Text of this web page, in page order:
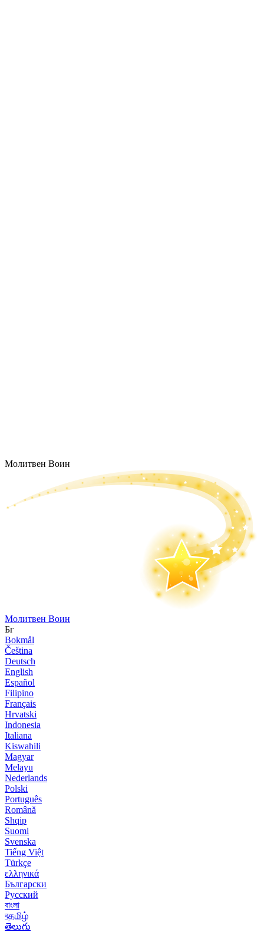
Молитвен Воин
Молитвен Воин
Бг
Bokmål
Čeština
Deutsch
English
Español
Filipino
Français
Hrvatski
Indonesia
Italiana
Kiswahili
Magyar
Melayu
Nederlands
Polski
Português
Română
Shqip
Suomi
Svenska
Tiếng Việt
Türkçe
ελληνικά
Български
Русский
বাংলা
বதமிழ்
తెలుగు